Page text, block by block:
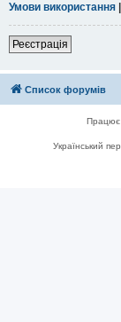
Умови використання |
Реєстрація
Список форумів
Працює
Український